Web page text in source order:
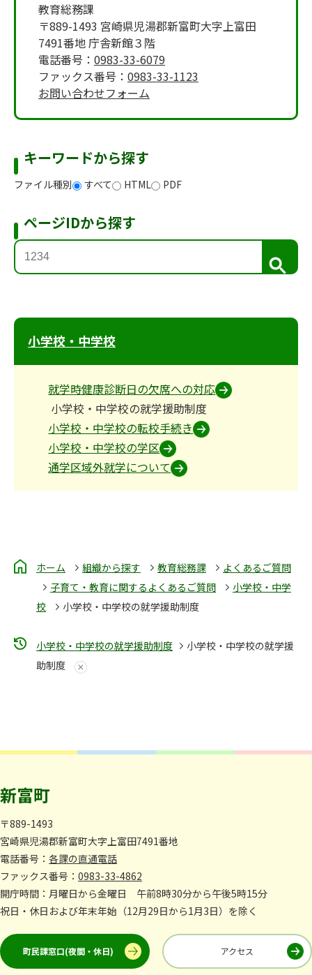
教育総務課
〒889-1493 宮崎県児湯郡新富町大字上富田
7491番地 庁舎新館３階
電話番号： 0983-33-6079
ファックス番号： 0983-33-1123
お問い合わせフォーム
キーワードから探す
ファイル種別 すべて HTML PDF
ページIDから探す
検
索
小学校・中学校
就学時健康診断日の欠席への対応
小学校・中学校の就学援助制度
小学校・中学校の転校手続き
小学校・中学校の学区
通学区域外就学について
ホーム 組織から探す 教育総務課
よくあるご質問
子育て・教育に関するよくあるご質問
小学校・中学
校
小学校・中学校の就学援助制度
小学校・中学校の就学援助制度
小学校・中学校の就学援
助制度
新富町
〒889-1493
宮崎県児湯郡新富町大字上富田7491番地
電話番号： 各課の直通電話
ファックス番号： 0983-33-4862
開庁時間：月曜日から金曜日 午前8時30分から午後5時15分
祝日・休日および年末年始（12月29日から1月3日）を除く
町民課窓口(夜間・休日) アクセス